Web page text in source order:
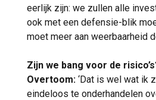
eerlijk zijn: we zullen alle
ook met een defensie-blik
moet meer aan weerbaarheid
Zijn we bang voor de
Overtoom: ‘Dat is wel wat ik
eindeloos te onderhandelen